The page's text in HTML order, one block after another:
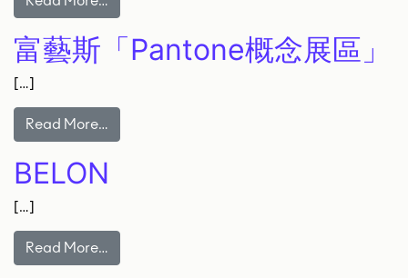
富藝斯「Pantone概念展區」
[…]
Read More…
BELON
[…]
Read More…